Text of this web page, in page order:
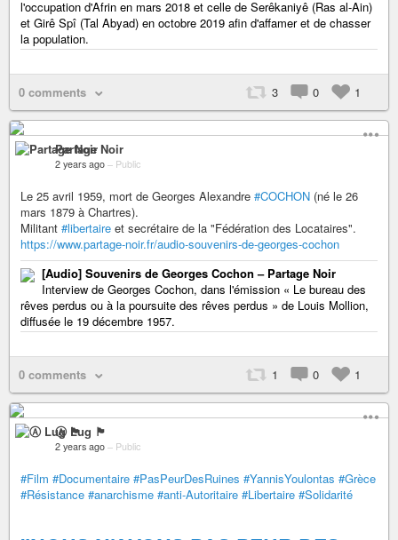
l'occupation d'Afrin en mars 2018 et celle de Serêkaniyê (Ras al-Ain)
et Girê Spî (Tal Abyad) en octobre 2019 afin d'affamer et de chasser
la population.
0 comments 3 0 1
Partage Noir
2 years ago – Public
Le 25 avril 1959, mort de Georges Alexandre #COCHON (né le 26
mars 1879 à Chartres).
Militant #libertaire et secrétaire de la "Fédération des Locataires".
https://www.partage-noir.fr/audio-souvenirs-de-georges-cochon
[Audio] Souvenirs de Georges Cochon – Partage Noir
Interview de Georges Cochon, dans l'émission « Le bureau des
rêves perdus ou à la poursuite des rêves perdus » de Louis Mollion,
diffusée le 19 décembre 1957.
0 comments 1 0 1
Ⓐ Lug 🏴
2 years ago – Public
#Film #Documentaire #PasPeurDesRuines #YannisYoulontas #Grèce
#Résistance #anarchisme #anti-Autoritaire #Libertaire #Solidarité